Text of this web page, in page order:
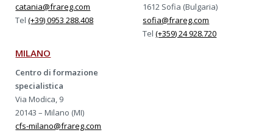
catania@frareg.com
Tel(+39) 0953 288.408
1612 Sofia (Bulgaria)
sofia@frareg.com
Tel(+359) 24 928.720
MILANO
Centro di formazione
specialistica
Via Modica, 9
20143 – Milano (MI)
cfs-milano@frareg.com